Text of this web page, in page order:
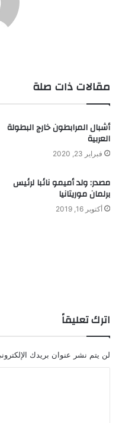
مقالات ذات صلة
أشبال المرابطون خارج البطولة
العربية
فبراير 23, 2020
مصدر: ولد أميمو نائبا لرئيس
برلمان موريتانيا
أكتوبر 16, 2019
اترك تعليقاً
لن يتم نشر عنوان بريدك الإلكتروني.